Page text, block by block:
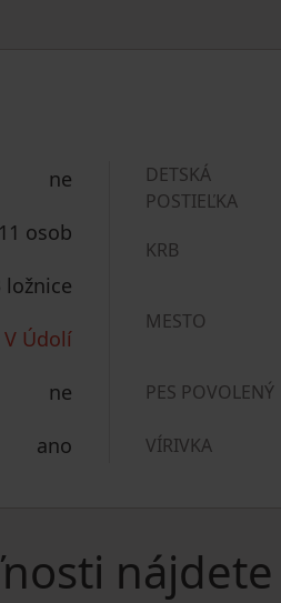
ne
osob
ložnice
V Údolí
ne
ano
DETSKÁ
POSTIEĽKA
KRB
MESTO
PES POVOLENÝ
VÍRIVKA
nájdete